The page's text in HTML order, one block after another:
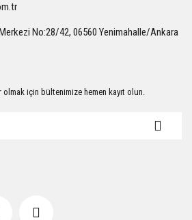
Gönder
No:28/42, 06560 Yenimahalle/Ankara
olmak için bültenimize hemen kayıt olun.